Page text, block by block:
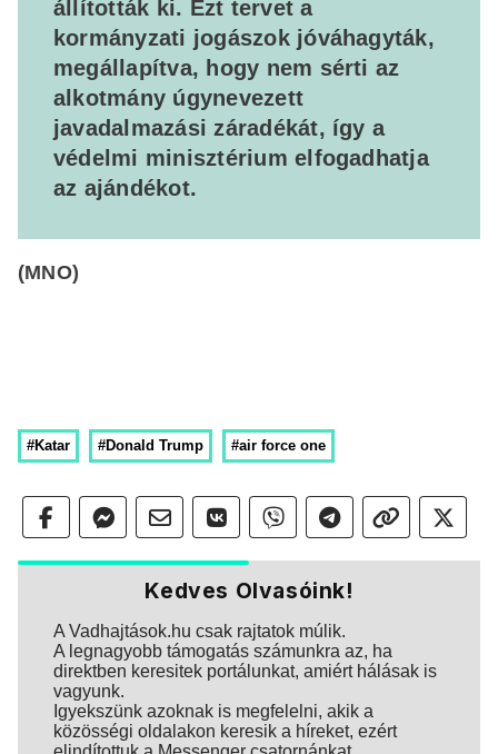
állították ki. Ezt tervet a
kormányzati jogászok jóváhagyták,
megállapítva, hogy nem sérti az
alkotmány úgynevezett
javadalmazási záradékát, így a
védelmi minisztérium elfogadhatja
az ajándékot.
(MNO)
#Katar #Donald Trump #air force one
Kedves Olvasóink!
A Vadhajtások.hu csak rajtatok múlik.
A legnagyobb támogatás számunkra az, ha
direktben keresitek portálunkat, amiért hálásak is
vagyunk.
Igyekszünk azoknak is megfelelni, akik a
közösségi oldalakon keresik a híreket, ezért